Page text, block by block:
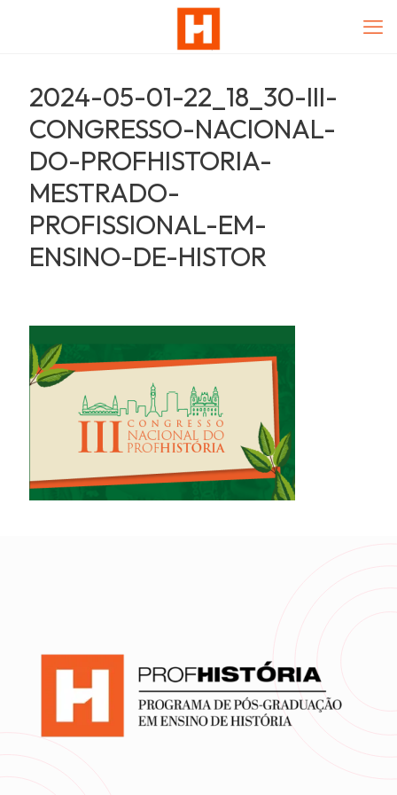
2024-05-01-22_18_30-III-
CONGRESSO-NACIONAL-
DO-PROFHISTORIA-
MESTRADO-
PROFISSIONAL-EM-
ENSINO-DE-HISTOR